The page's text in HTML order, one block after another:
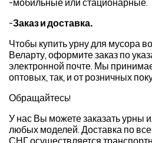
-мобильные или стационарные.
-Заказ и доставка.
Чтобы купить урну для мусора
Веларту, оформите заказ по
электронной почте. Мы
оптовых, так, и от розничных
Обращайтесь!
У нас Вы можете заказать урны
любых моделей. Доставка по
СНГ осуществляется